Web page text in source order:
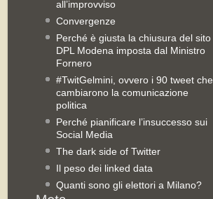
all’improvviso
Convergenze
Perché è giusta la chiusura del sito
DPL Modena imposta dal Ministro
Fornero
#TwitGelmini, ovvero i 90 tweet che
cambiarono la comunicazione
politica
Perché pianificare l’insuccesso sui
Social Media
The dark side of Twitter
Il peso dei linked data
Quanti sono gli elettori a Milano?